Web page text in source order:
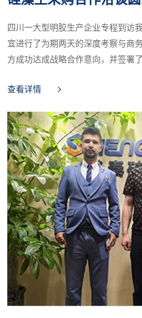
四川一大型明胶生产企业专程到访
宜进行了为期两天的深度考察与商
方成功达成战略合作意向，并签署
查看详情